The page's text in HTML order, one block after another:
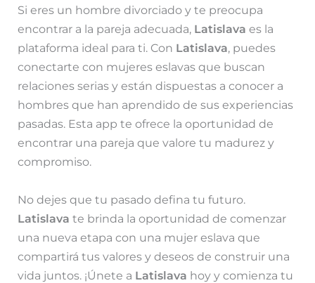
Si eres un hombre divorciado y te preocupa
encontrar a la pareja adecuada, Latislava es la
plataforma ideal para ti. Con Latislava, puedes
conectarte con mujeres eslavas que buscan
relaciones serias y están dispuestas a conocer a
hombres que han aprendido de sus experiencias
pasadas. Esta app te ofrece la oportunidad de
encontrar una pareja que valore tu madurez y
compromiso.
No dejes que tu pasado defina tu futuro.
Latislava te brinda la oportunidad de comenzar
una nueva etapa con una mujer eslava que
compartirá tus valores y deseos de construir una
vida juntos. ¡Únete a Latislava hoy y comienza tu